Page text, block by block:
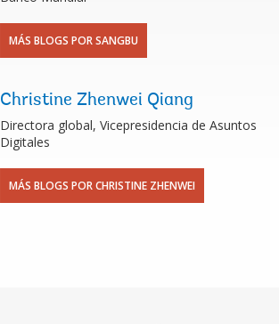
MÁS BLOGS POR SANGBU
Christine Zhenwei Qiang
Directora global, Vicepresidencia de Asuntos
Digitales
MÁS BLOGS POR CHRISTINE ZHENWEI